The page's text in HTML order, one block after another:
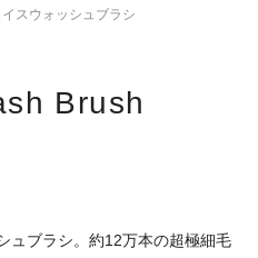
イスウォッシュブラシ
Brush
ュブラシ。約12万本の超極細毛